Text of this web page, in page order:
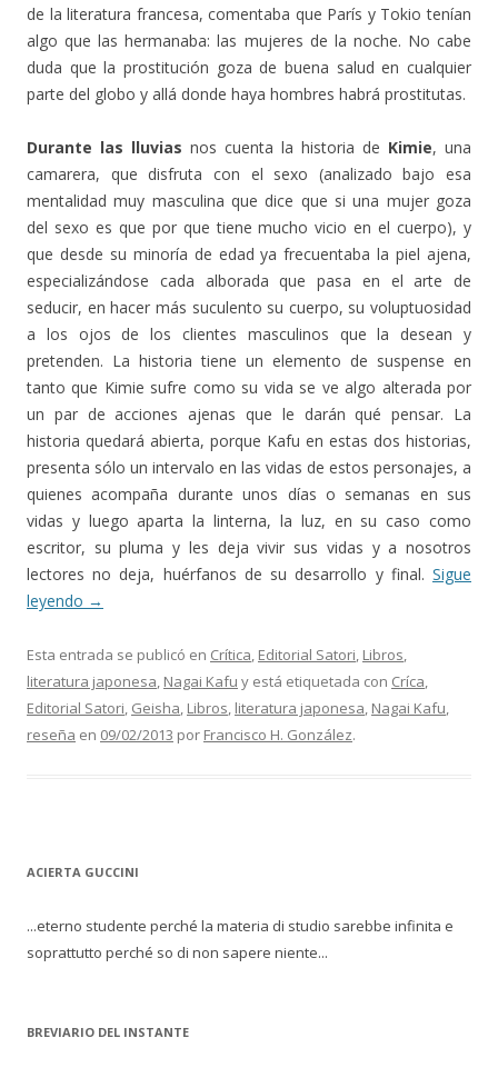
de la literatura francesa, comentaba que París y Tokio tenían
algo que las hermanaba: las mujeres de la noche. No cabe
duda que la prostitución goza de buena salud en cualquier
parte del globo y allá donde haya hombres habrá prostitutas.
Durante las lluvias nos cuenta la historia de Kimie, una
camarera, que disfruta con el sexo (analizado bajo esa
mentalidad muy masculina que dice que si una mujer goza
del sexo es que por que tiene mucho vicio en el cuerpo), y
que desde su minoría de edad ya frecuentaba la piel ajena,
especializándose cada alborada que pasa en el arte de
seducir, en hacer más suculento su cuerpo, su voluptuosidad
a los ojos de los clientes masculinos que la desean y
pretenden. La historia tiene un elemento de suspense en
tanto que Kimie sufre como su vida se ve algo alterada por
un par de acciones ajenas que le darán qué pensar. La
historia quedará abierta, porque Kafu en estas dos historias,
presenta sólo un intervalo en las vidas de estos personajes, a
quienes acompaña durante unos días o semanas en sus
vidas y luego aparta la linterna, la luz, en su caso como
escritor, su pluma y les deja vivir sus vidas y a nosotros
lectores no deja, huérfanos de su desarrollo y final. Sigue
leyendo →
Esta entrada se publicó en Crítica, Editorial Satori, Libros,
literatura japonesa, Nagai Kafu y está etiquetada con Críca,
Editorial Satori, Geisha, Libros, literatura japonesa, Nagai Kafu,
reseña en 09/02/2013 por Francisco H. González.
ACIERTA GUCCINI
...eterno studente perché la materia di studio sarebbe infinita e
soprattutto perché so di non sapere niente...
BREVIARIO DEL INSTANTE